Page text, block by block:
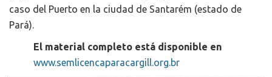
caso del Puerto en la ciudad de Santarém (estado de
Pará).
El material completo está disponible en
www.semlicencaparacargill.org.br